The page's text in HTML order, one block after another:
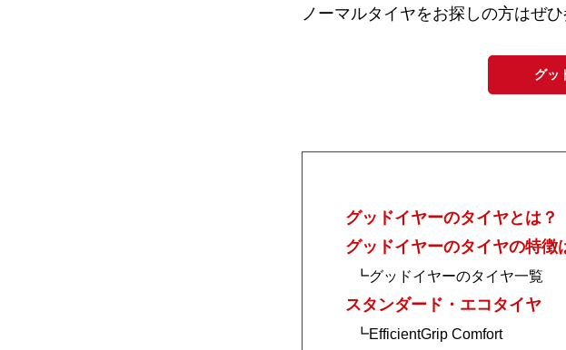
ノーマルタイヤをお探しの方はぜ
グッ
グッドイヤーのタイヤとは？
グッドイヤーのタイヤの特徴
┗グッドイヤーのタイヤ一覧
スタンダード・エコタイヤ
┗EfficientGrip Comfort